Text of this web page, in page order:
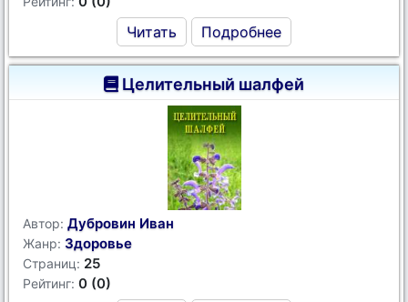
Читать Подробнее
Целительный шалфей
Автор: Дубровин Иван
Жанр: Здоровье
Страниц: 25
Рейтинг: 0 (0)